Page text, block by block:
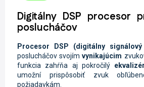
Digitálny DSP procesor
poslucháčov
Procesor DSP (digitálny
poslucháčov svojímvynikajúcim
funkcia zahŕňa aj pokročilý
umožní prispôsobiť zvuk
požiadavkám.